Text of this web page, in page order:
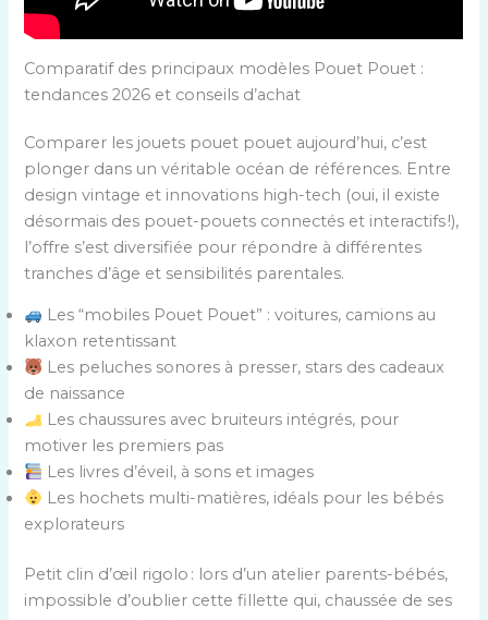
Comparatif des principaux modèles Pouet Pouet :
tendances 2026 et conseils d’achat
Comparer les jouets pouet pouet aujourd’hui, c’est
plonger dans un véritable océan de références. Entre
design vintage et innovations high-tech (oui, il existe
désormais des pouet-pouets connectés et interactifs !),
l’offre s’est diversifiée pour répondre à différentes
tranches d’âge et sensibilités parentales.
Les “mobiles Pouet Pouet” : voitures, camions au
klaxon retentissant
Les peluches sonores à presser, stars des cadeaux
de naissance
Les chaussures avec bruiteurs intégrés, pour
motiver les premiers pas
Les livres d’éveil, à sons et images
Les hochets multi-matières, idéals pour les bébés
explorateurs
Petit clin d’œil rigolo : lors d’un atelier parents-bébés,
impossible d’oublier cette fillette qui, chaussée de ses